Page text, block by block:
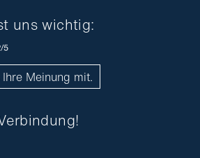
uns wichtig:
Meinung mit.